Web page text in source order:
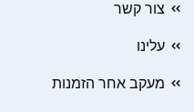
צור קשר
עלינו
מעקב אחר הזמנות